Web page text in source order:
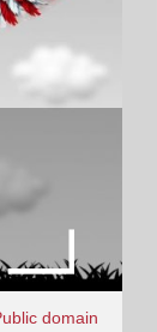
domain